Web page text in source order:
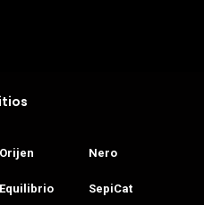
Orijen
Equilibrio
Nero
SepiCat